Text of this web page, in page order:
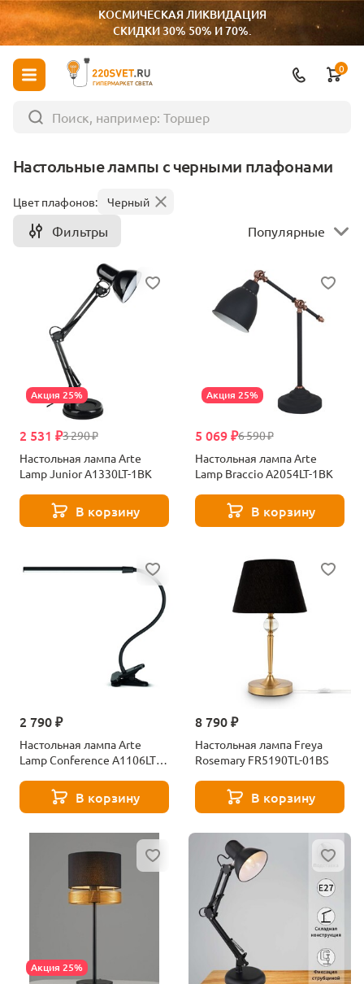
КОСМИЧЕСКАЯ ЛИКВИДАЦИЯ
СКИДКИ 30% 50% И 70%.
ГИПЕРМАРКЕТ СВЕТА
0
Настольные лампы с черными плафонами
Цвет плафонов: Черный
Фильтры Популярные
Акция 25%
3 290 ₽
2 531 ₽
Настольная лампа Arte
Lamp Junior A1330LT-1BK
В корзину
Акция 25%
6 590 ₽
5 069 ₽
Настольная лампа Arte
Lamp Braccio A2054LT-1BK
В корзину
2 790 ₽
Настольная лампа Arte
Lamp Conference A1106LT-
В корзину
8 790 ₽
Настольная лампа Freya
Rosemary FR5190TL-01BS
В корзину
Акция 25%